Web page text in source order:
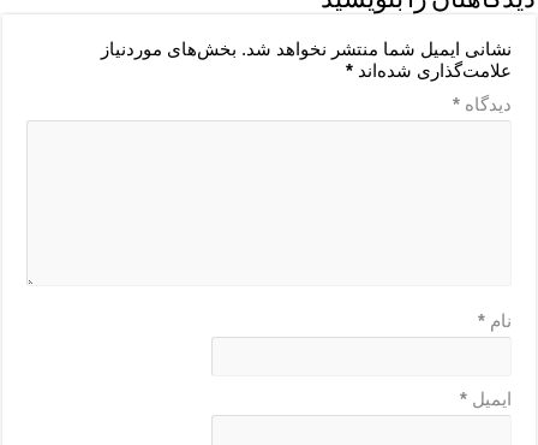
نشانی ایمیل شما منتشر نخواهد شد. بخش‌های موردنیاز
علامت‌گذاری شده‌اند*
دیدگاه*
نام*
ایمیل*